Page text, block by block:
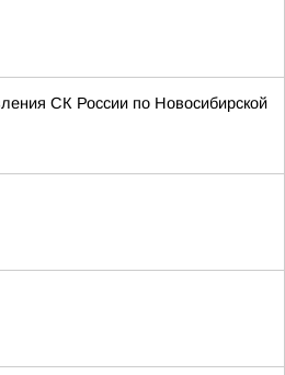
СК России по Новосибирской